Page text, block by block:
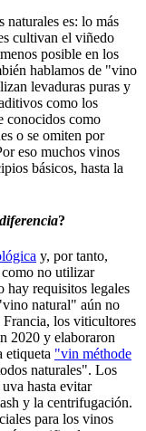
es: lo más
cultivan el viñedo
posible en los
hablamos de "vino
levaduras puras y
como los
conocidos como
o se omiten por
eso muchos vinos
básicos, hasta la
?
y, por tanto,
no utilizar
hay requisitos legales
natural" aún no
los viticultores
2020 y elaboraron
etiqueta "vin méthode
naturales". Los
hasta evitar
y la centrifugación.
para los vinos